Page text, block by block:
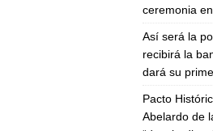
ceremonia
Así será la
recibirá la
dará su
Pacto
Abelardo de